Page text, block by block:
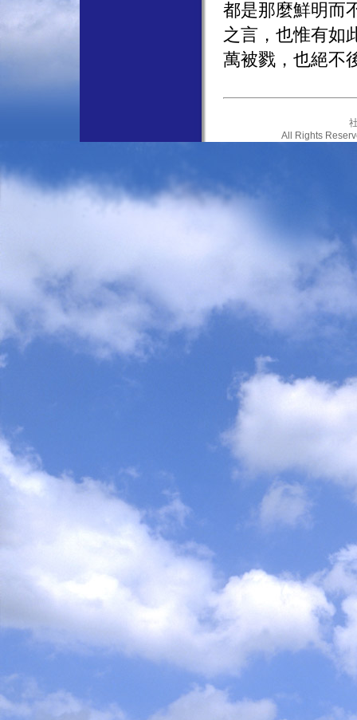
都是那麼鮮明而
之言，也惟有如
萬被戮，也絕
All Rights